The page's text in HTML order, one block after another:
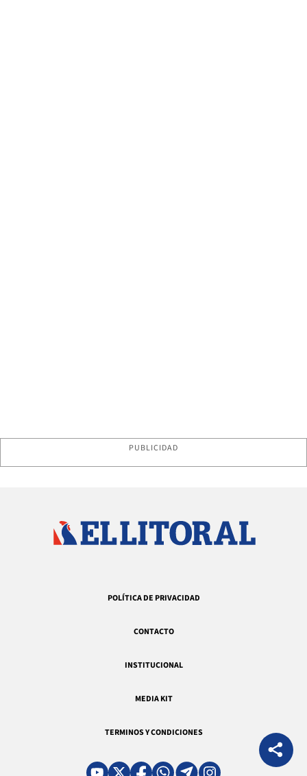
PUBLICIDAD
POLÍTICA DE PRIVACIDAD
CONTACTO
INSTITUCIONAL
MEDIA KIT
TERMINOS Y CONDICIONES